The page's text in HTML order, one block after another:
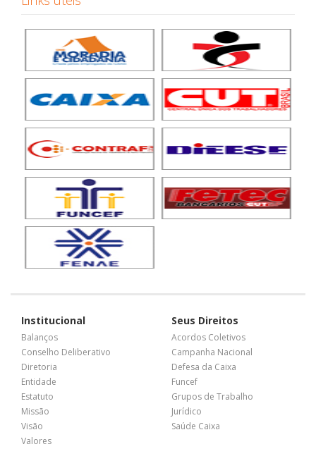
Institucional
Balanços
Conselho Deliberativo
Diretoria
Entidade
Estatuto
Missão
Visão
Valores
Seus Direitos
Acordos Coletivos
Campanha Nacional
Defesa da Caixa
Funcef
Grupos de Trabalho
Jurídico
Saúde Caixa